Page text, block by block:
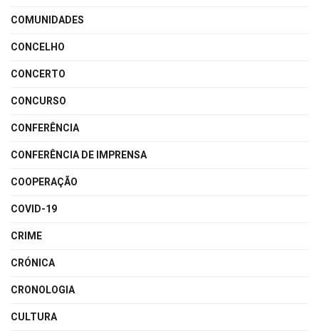
COMUNIDADES
CONCELHO
CONCERTO
CONCURSO
CONFERÊNCIA
CONFERÊNCIA DE IMPRENSA
COOPERAÇÃO
COVID-19
CRIME
CRÓNICA
CRONOLOGIA
CULTURA